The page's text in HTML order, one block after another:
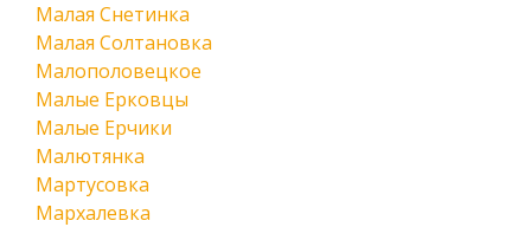
Малая Снетинка
Малая Солтановка
Малополовецкое
Малые Ерковцы
Малые Ерчики
Малютянка
Мартусовка
Мархалевка